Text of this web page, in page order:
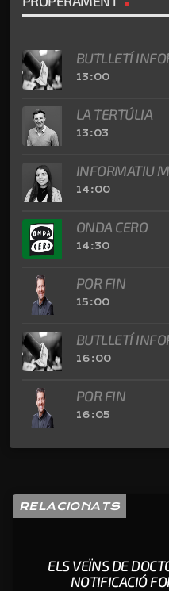
BUTLLETÍ
13:00
LA TERTÚLIA
13:03
INFORMATIU
14:00
ONDA CERO
14:30
POR FIN
15:00
BUTLLETÍ
16:00
POR FIN
16:05
RELACIONATS
ELS VEÏNS DE
NOTIFICACIÓ